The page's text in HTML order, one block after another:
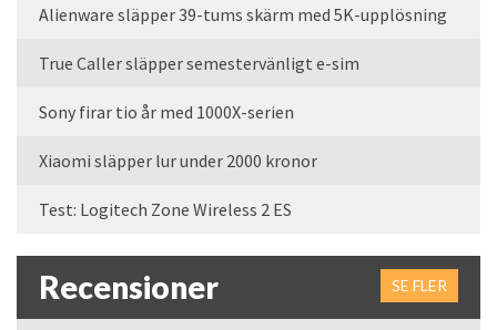
Alienware släpper 39-tums skärm med 5K-upplösning
True Caller släpper semestervänligt e-sim
Sony firar tio år med 1000X-serien
Xiaomi släpper lur under 2000 kronor
Test: Logitech Zone Wireless 2 ES
Recensioner SE FLER